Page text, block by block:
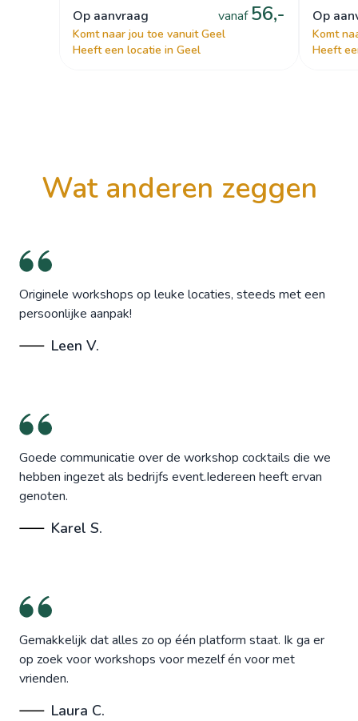
op aanvraag vanaf 56,-
Komt naar jou toe vanuit Geel
Heeft een locatie in Geel
op
Komt
Heeft
wat anderen zeggen
Originele workshops op leuke locaties, steeds met een
persoonlijke aanpak!
Leen V.
Goede communicatie over de workshop cocktails die we
hebben ingezet als bedrijfs event.Iedereen heeft ervan
genoten.
Karel S.
Gemakkelijk dat alles zo op één platform staat. Ik ga er
op zoek voor workshops voor mezelf én voor met
vrienden.
Laura C.